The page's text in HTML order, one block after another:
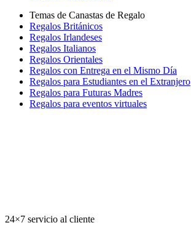
Temas de Canastas de Regalo
Regalos Británicos
Regalos Irlandeses
Regalos Italianos
Regalos Orientales
Regalos con Entrega en el Mismo Día
Regalos para Estudiantes en el Extranjero
Regalos para Futuras Madres
Regalos para eventos virtuales
24×7 servicio al cliente